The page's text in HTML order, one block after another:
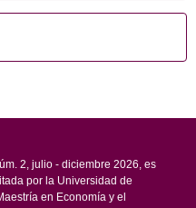
2, julio - diciembre 2026, es
por la Universidad de
en Economía y el